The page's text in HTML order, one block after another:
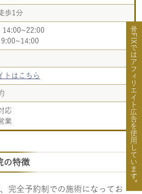
歩1分
14:00~22:00
トはこちら
応
業
の特徴
完全予約制での施術になってお
骨FIXではアフィリエイト広告を使用しています。